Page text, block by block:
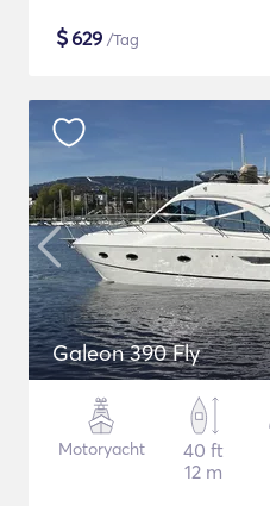
$629 /Tag
Galeon 390 Fly
Motoryacht
40 ft
12 m